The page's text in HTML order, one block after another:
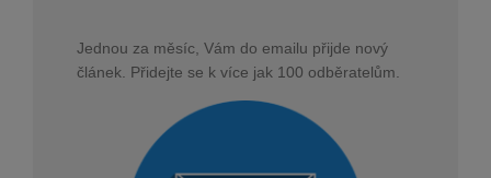
Jednou za měsíc, Vám do emailu přijde nový
článek. Přidejte se k více jak 100 odběratelům.